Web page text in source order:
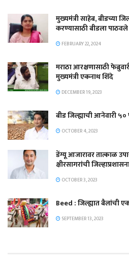
मुख्यमंत्री साहेब, बीडच्या
करण्यासाठी बीडला
FEBRUARY 22, 2024
मराठा आरक्षणासाठी
मुख्यमंत्री एकनाथ शिंदे
DECEMBER 19, 2023
बीड जिल्ह्याची आनेवारी
OCTOBER 4, 2023
डेंग्यू आजारावर तात्काळ
क्षीरसागरांची
OCTOBER 3, 2023
Beed : जिल्ह्यात बैलांची
SEPTEMBER 13, 2023